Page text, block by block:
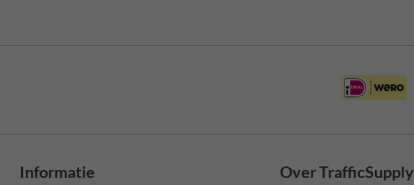
Informatie Over TrafficSupply